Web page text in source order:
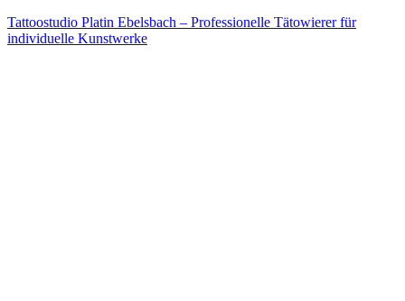
Tattoostudio Platin Ebelsbach – Professionelle Tätowierer für
individuelle Kunstwerke